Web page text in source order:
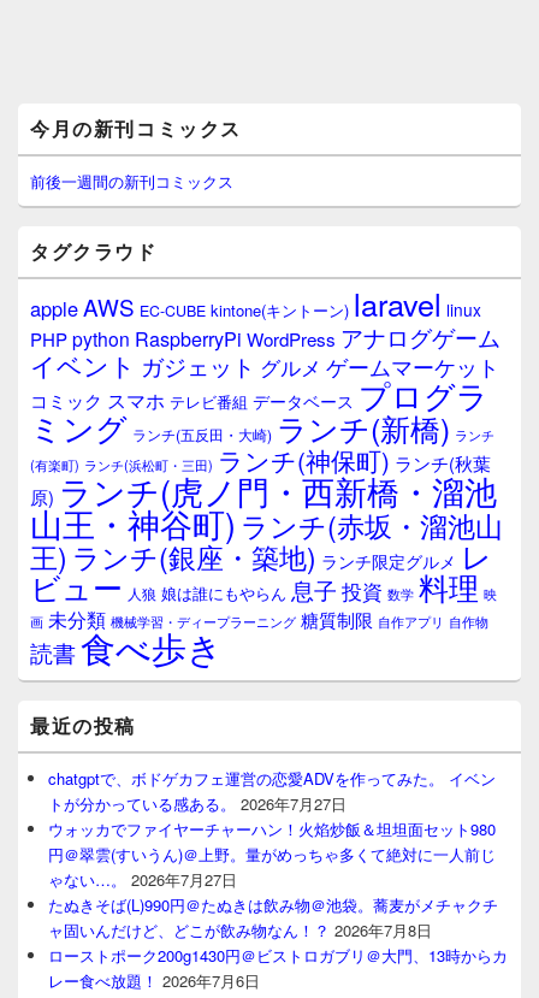
イ
ン
サ
イ
ウ
ィ
ジ
ェ
ア
今月の新刊コミックス
前後一週間の新刊コミックス
タグクラウド
appleAWS EC-CUBE kintone(キントーン) laravel linux
PHPpython RaspberryPi WordPress アナログゲーム
イベント ガジェット グルメ ゲームマーケット
コミック スマホ テレビ番組 データベース プログラ
ミング ランチ(五反田・大崎) ランチ(新橋) ランチ
(有楽町) ランチ(浜松町・三田) ランチ(神保町) ランチ(秋葉
原) ランチ(虎ノ門・西新橋・溜池
山王・神谷町) ランチ(赤坂・溜池山
王) ランチ(銀座・築地) ランチ限定グルメ レ
ビュー 人狼 娘は誰にもやらん 息子 投資 数学 料理 映
画 未分類 機械学習・ディープラーニング 糖質制限 自作アプリ 自作物
読書食べ歩き
最近の投稿
chatgptで、ボドゲカフェ運営の恋愛ADVを作ってみた。 イベン
トが分かっている感ある。
2026年7月27日
ウォッカでファイヤーチャーハン！火焰炒飯＆坦坦面セット980
円＠翠雲(すいうん)＠上野。量がめっちゃ多くて絶対に一人前じ
ゃない…。
2026年7月27日
たぬきそば(L)990円＠たぬきは飲み物＠池袋。蕎麦がメチャクチ
ャ固いんだけど、どこが飲み物なん！？ 2026年7月8日
ローストポーク200g1430円＠ビストロガブリ＠大門、13時からカ
レー食べ放題！ 2026年7月6日